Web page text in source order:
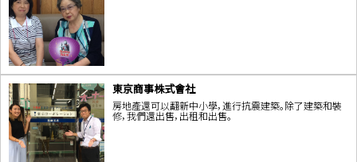
東京商事株式會社
房地產還可以翻新中小學，進行抗震建築。除了建築和裝
修，我們還出售，出租和出售。